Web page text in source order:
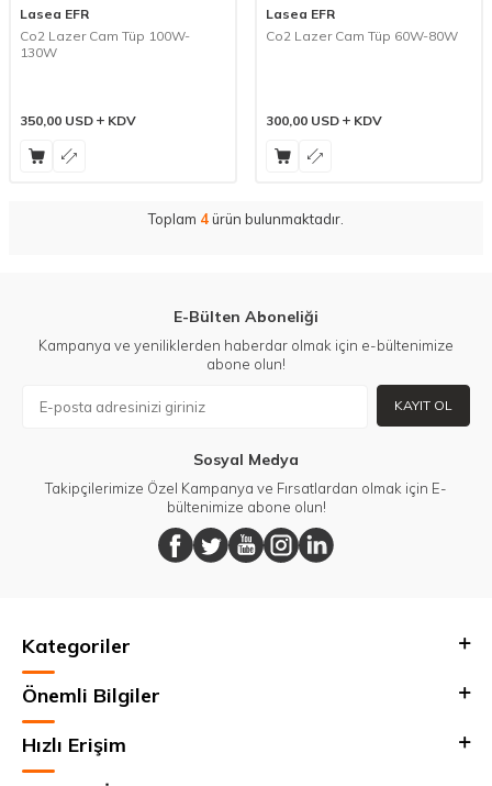
Lasea EFR
Co2 Lazer Cam Tüp 100W-
130W
350,00 USD KDV
Lasea EFR
Co2 Lazer Cam Tüp 60W-80W
300,00 USD KDV
Toplam 4ürün bulunmaktadır.
E-Bülten Aboneliği
Kampanya ve yeniliklerden haberdar olmak için e-bültenimize
abone olun!
KAYIT OL
Sosyal Medya
Takipçilerimize Özel Kampanya ve Fırsatlardan olmak için E-
bültenimize abone olun!
Kategoriler
Önemli Bilgiler
Hızlı Erişim